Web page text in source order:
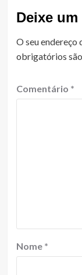
Deixe
O seu endereço
obrigatórios
Comentário *
Nome *